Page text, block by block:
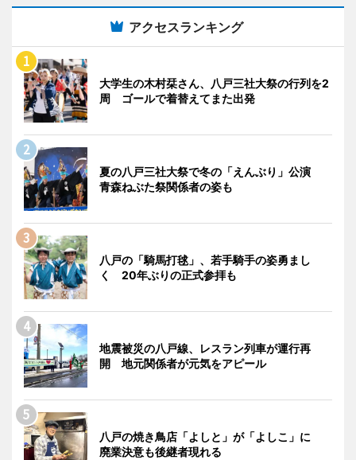
アクセスランキング
大学生の木村栞さん、八戸三社大祭の行列を2
周 ゴールで着替えてまた出発
夏の八戸三社大祭で冬の「えんぶり」公演
青森ねぶた祭関係者の姿も
八戸の「騎馬打毬」、若手騎手の姿勇まし
く 20年ぶりの正式参拝も
地震被災の八戸線、レスラン列車が運行再
開 地元関係者が元気をアピール
八戸の焼き鳥店「よしと」が「よしこ」に
廃業決意も後継者現れる